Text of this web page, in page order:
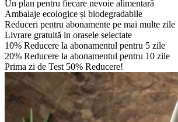
Un plan pentru fiecare nevoie alimentară
Ambalaje ecologice și biodegradabile
Reduceri pentru abonamente pe mai multe zile
Livrare gratuită in orasele selectate
10% Reducere la abonamentul pentru 5 zile
20% Reducere la abonamentul pentru 10 zile
Prima zi de Test 50% Reducere!